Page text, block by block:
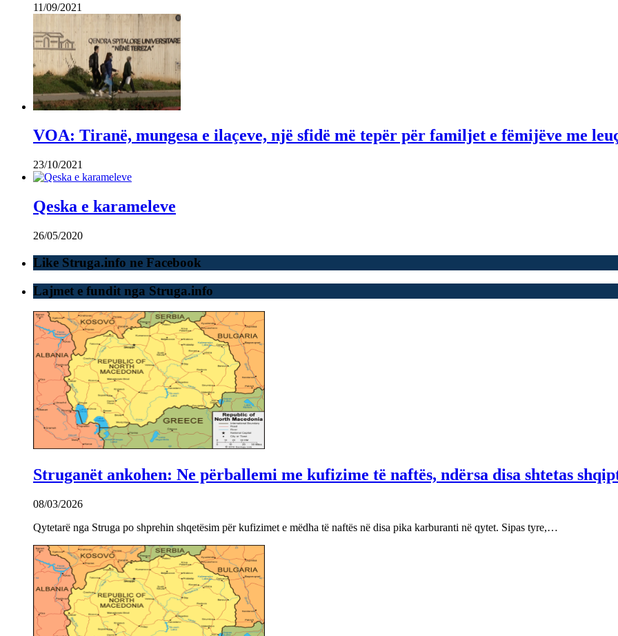
11/09/2021
VOA: Tiranë, mungesa e ilaçeve, një sfidë më tepër për familjet e fëmijëve me
23/10/2021
Qeska e karameleve
26/05/2020
Like Struga.info ne Facebook
Lajmet e fundit nga Struga.info
Struganët ankohen: Ne përballemi me kufizime të naftës, ndërsa disa shtetas
08/03/2026
Qytetarë nga Struga po shprehin shqetësim për kufizimet e mëdha të naftës në disa pika karburanti në qytet. Sipas tyre,…